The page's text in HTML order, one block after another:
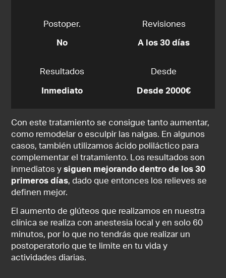
Postoper.
No
Revisiones
A los 30 días
Resultados
Inmediato
Desde
Desde 2000€
Con este tratamiento se consigue tanto aumentar,
como remodelar o esculpir las nalgas. En algunos
casos, también utilizamos ácido poliláctico para
complementar el tratamiento. Los resultados son
inmediatos y siguen mejorando dentro de los 30
primeros días, dado que entonces los relieves se
definen mejor.
El aumento de glúteos que realizamos en nuestra
clínica se realiza con anestesia local y en solo 60
minutos, por lo que no tendrás que realizar un
postoperatorio que te limite en tu vida y
actividades diarias.